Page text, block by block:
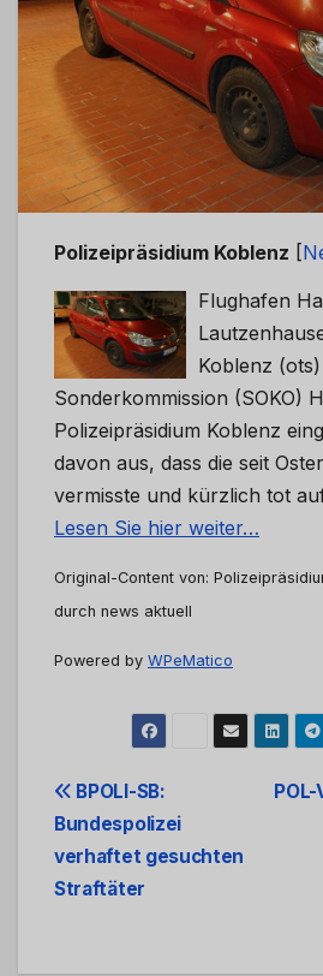
Polizeipräsidium Koblenz [
Flughafen
Koblenz (ots)
Sonderkommission (SOKO)
Polizeipräsidium Koblenz
davon aus, dass die seit
vermisste und kürzlich tot
Lesen Sie hier weiter…
Original-Content von:
durch news aktuell
Powered by WPeMatico
Beitrags-
Navigation
BPOLI-SB:
Bundespolizei
verhaftet gesuchten
Straftäter